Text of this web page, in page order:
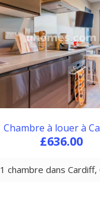
Chambre à louer à
£636.00
1 chambre dans Cardiff,